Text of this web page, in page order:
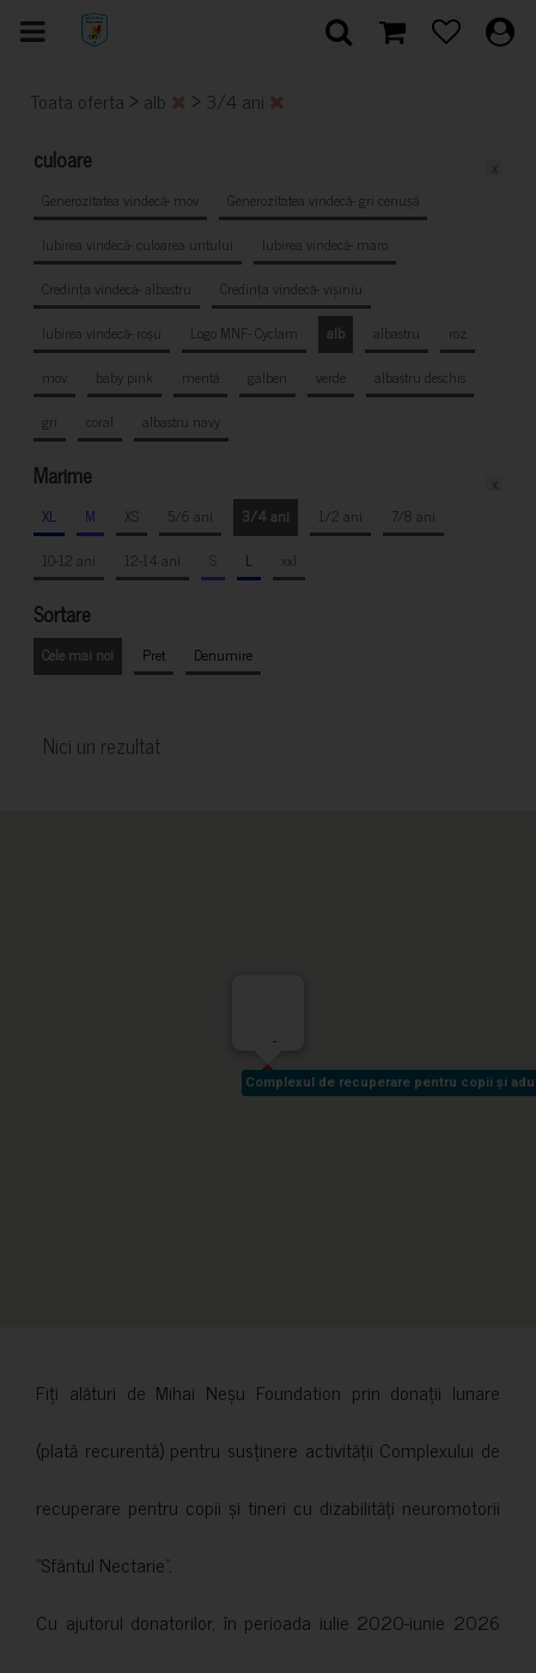
Toata oferta > alb > 3/4 ani
culoare
Generozitatea vindecă- mov
Generozitatea vindecă- gri cenușă
Iubirea vindecă- culoarea untului
Iubirea vindecă- maro
Credința vindecă- albastru
Credința vindecă- vișiniu
Iubirea vindecă- roșu
Logo MNF- Cyclam alb albastru
roz
mov
baby pink mentă galben verde
albastru deschis
gri
coral albastru navy
Marime
XL M XS 5/6 ani 3/4 ani 1/2 ani
7/8 ani
10-12 ani
12-14 ani S L xxl
Sortare
Cele mai noi Pret Denumire
Nici un rezultat
Complexul de recuperare pentru copii și
Complexul de recuperare pentru copii și
-
Fiți alături de Mihai Neșu Foundation prin donații lunare
(plată recurentă) pentru susținere activității Complexului de
recuperare pentru copii și tineri cu dizabilități neuromotorii
”Sfântul Nectarie”.
Cu ajutorul donatorilor, în perioada iulie 2020-iunie 2026